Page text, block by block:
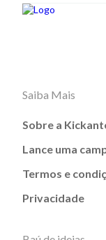
Saiba Mais
Sobre a
Lance uma
Termos e
Privacidade